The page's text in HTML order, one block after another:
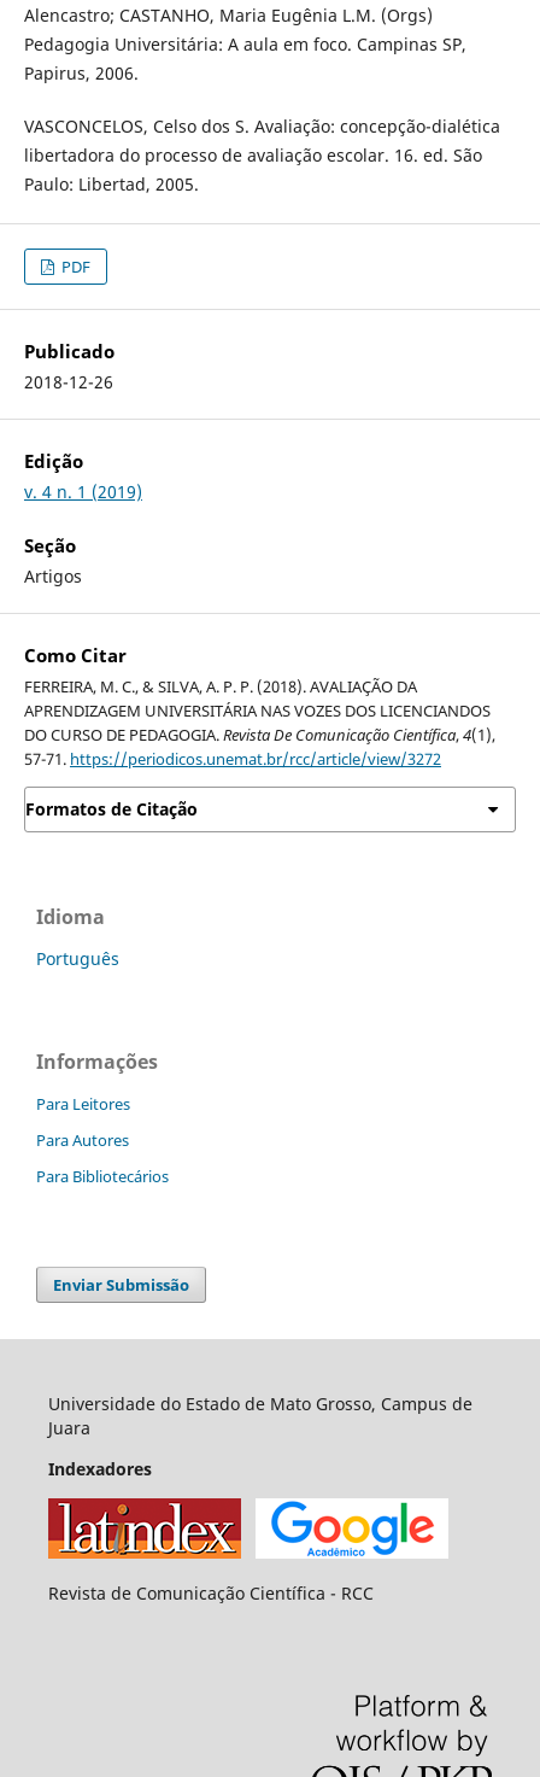
Alencastro; CASTANHO, Maria Eugênia L.M. (Orgs)
Pedagogia Universitária: A aula em foco. Campinas SP,
Papirus, 2006.
VASCONCELOS, Celso dos S. Avaliação: concepção-dialética
libertadora do processo de avaliação escolar. 16. ed. São
Paulo: Libertad, 2005.
PDF
Publicado
2018-12-26
Edição
v. 4 n. 1 (2019)
Seção
Artigos
Como Citar
FERREIRA, M. C., & SILVA, A. P. P. (2018). AVALIAÇÃO DA
APRENDIZAGEM UNIVERSITÁRIA NAS VOZES DOS LICENCIANDOS
DO CURSO DE PEDAGOGIA.Revista De Comunicação Científica,4(1),
57-71. https://periodicos.unemat.br/rcc/article/view/3272
Formatos de Citação
Idioma
Português
Informações
Para Leitores
Para Autores
Para Bibliotecários
Enviar Submissão
Universidade do Estado de Mato Grosso, Campus de
Juara
Indexadores
Revista de Comunicação Científica - RCC